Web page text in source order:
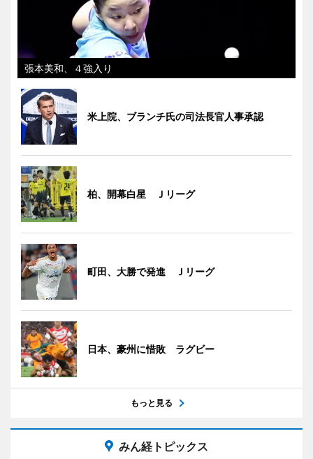
張本美和、４強入り
米上院、ブランチ氏の司法長官人事承認
柏、開幕白星 Ｊリーグ
町田、大勝で発進 Ｊリーグ
日本、豪州に惜敗 ラグビー
もっと見る
みん経トピックス